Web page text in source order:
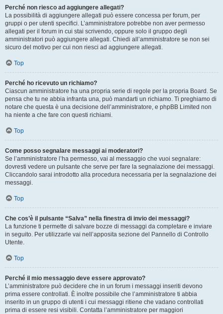
Perché non riesco ad aggiungere allegati?
La possibilità di aggiungere allegati può essere concessa per forum, per
gruppi o per utenti specifici. L’amministratore potrebbe non aver permesso
allegati per il forum in cui stai scrivendo, oppure solo il gruppo degli
amministratori può aggiungere allegati. Chiedi all’amministratore se non sei
sicuro del motivo per cui non riesci ad aggiungere allegati.
Top
Perché ho ricevuto un richiamo?
Ciascun amministratore ha una propria serie di regole per la propria Board. Se
pensa che tu ne abbia infranta una, può mandarti un richiamo. Ti preghiamo di
notare che questa è una decisione dell’amministratore, e phpBB Limited non
ha niente a che fare con questi richiami.
Top
Come posso segnalare messaggi ai moderatori?
Se l’amministratore l’ha permesso, vai al messaggio che vuoi segnalare:
dovresti vedere un pulsante che serve per fare la segnalazione dei messaggi.
Cliccandolo sarai introdotto alla procedura necessaria per la segnalazione dei
messaggi.
Top
Che cos’è il pulsante “Salva” nella finestra di invio dei messaggi?
La funzione ti permette di salvare bozze di messaggi da completare e inviare
in seguito. Per utilizzarle vai nell’apposita sezione del Pannello di Controllo
Utente.
Top
Perché il mio messaggio deve essere approvato?
L’amministratore può decidere che in un forum i messaggi inseriti devono
prima essere controllati. È inoltre possibile che l’amministratore ti abbia
inserito in un gruppo di utenti i cui messaggi ritiene che vadano controllati
prima di essere resi visibili. Contatta l’amministratore per maggiori